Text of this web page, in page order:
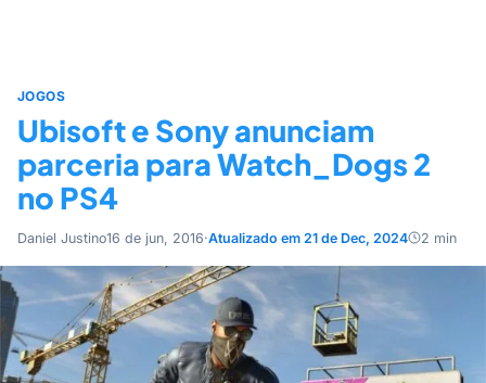
JOGOS
Ubisoft e Sony anunciam
parceria para Watch_Dogs 2
no PS4
Daniel Justino16 de jun, 2016·Atualizado em 21 de Dec, 2024 2 min